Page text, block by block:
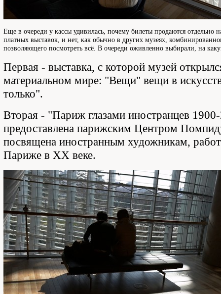
Еще в очереди у кассы удивилась, почему билеты продаются отдельно
платных выставок, и нет, как обычно в других музеях,
позволяющего посмотреть всё. В очереди оживленно выбирали, на
Первая - выставка, с которой музей
материальном мире: "Вещи" вещи в
только".
Вторая - "Париж глазами иностранцев
предоставлена парижским Центром
посвящена иностранным художникам,
Париже в XX веке.